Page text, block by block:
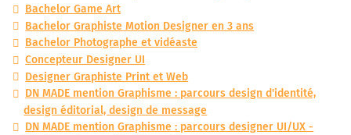
Bachelor Game Art
Bachelor Graphiste Motion Designer en 3 ans
Bachelor Photographe et vidéaste
Concepteur Designer UI
Designer Graphiste Print et Web
DN MADE mention Graphisme : parcours design d'identité,
design éditorial, design de message
DN MADE mention Graphisme : parcours designer UI/UX -